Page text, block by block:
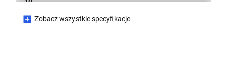
Zobacz wszystkie specyfikacje